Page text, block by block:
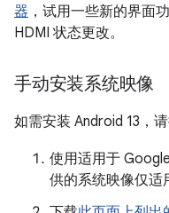
器 ，试用一些新的界面
HDMI 状态更改。
手动安装系统映像
如需安装 Android 13，
使用适用于
供的系统映像仅适